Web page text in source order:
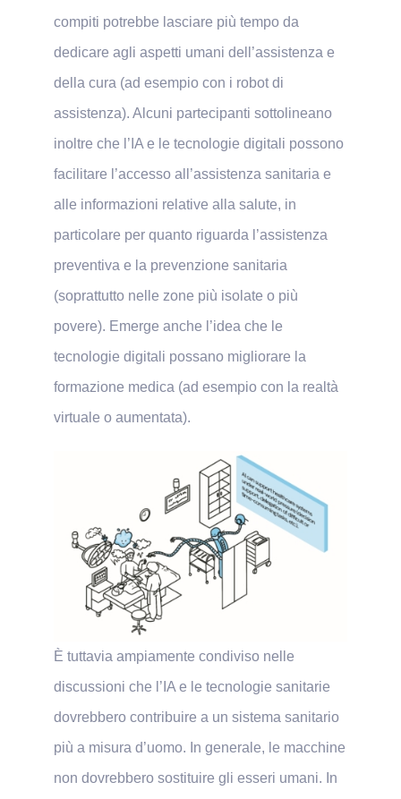
compiti potrebbe lasciare più tempo da
dedicare agli aspetti umani dell’assistenza e
della cura (ad esempio con i robot di
assistenza). Alcuni partecipanti sottolineano
inoltre che l’IA e le tecnologie digitali possono
facilitare l’accesso all’assistenza sanitaria e
alle informazioni relative alla salute, in
particolare per quanto riguarda l’assistenza
preventiva e la prevenzione sanitaria
(soprattutto nelle zone più isolate o più
povere). Emerge anche l’idea che le
tecnologie digitali possano migliorare la
formazione medica (ad esempio con la realtà
virtuale o aumentata).
È tuttavia ampiamente condiviso nelle
discussioni che l’IA e le tecnologie sanitarie
dovrebbero contribuire a un sistema sanitario
più a misura d’uomo. In generale, le macchine
non dovrebbero sostituire gli esseri umani. In